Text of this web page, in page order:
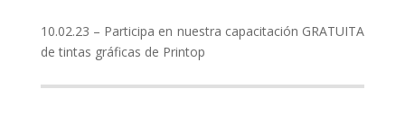
10.02.23 – Participa en nuestra capacitación GRATUITA
de tintas gráficas de Printop